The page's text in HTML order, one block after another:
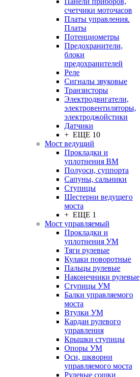
счетчики моточасов
Платы управления.
Платы
Потенциометры
Предохранители,
блоки
предохранителей
Реле
Сигналы звуковые
Транзисторы
Электродвигатели,
электровентиляторы,
электроджойстики
Датчики
+ ЕЩЕ 10
Мост ведущий
Прокладки и
уплотнения ВМ
Полуоси, суппорта
Сапуны, сальники
Ступицы
Шестерни ведущего
моста
+ ЕЩЕ 1
Мост управляемый
Прокладки и
уплотнения УМ
Тяги рулевые
Кулаки поворотные
Пальцы рулевые
Наконечники рулевые
Ступицы УМ
Балки управляемого
моста
Втулки УМ
Кардан рулевого
управления
Крышки ступицы
Опоры УМ
Оси, шкворни
управляемого моста
Рулевые сошки